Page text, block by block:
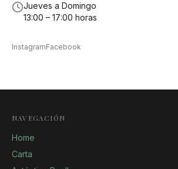
Jueves a Domingo
13:00 – 17:00 horas
InstagramFacebook
NAVEGACIÓN
Home
Carta